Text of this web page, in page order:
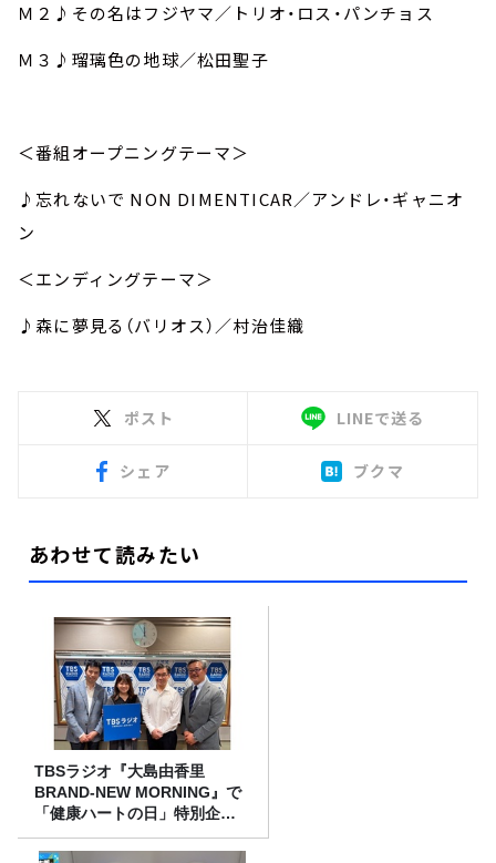
Ｍ２♪その名はフジヤマ／トリオ・ロス・パンチョス
Ｍ３♪瑠璃色の地球／松田聖子
＜番組オープニングテーマ＞
♪忘れないで NON DIMENTICAR／アンドレ・ギャニオ
ン
＜エンディングテーマ＞
♪森に夢見る（バリオス）／村治佳織
ポスト LINEで送る
シェア ブクマ
あわせて読みたい
TBSラジオ『大島由香里
BRAND-NEW MORNING』で
「健康ハートの日」特別企画
を8/10（月）に放送